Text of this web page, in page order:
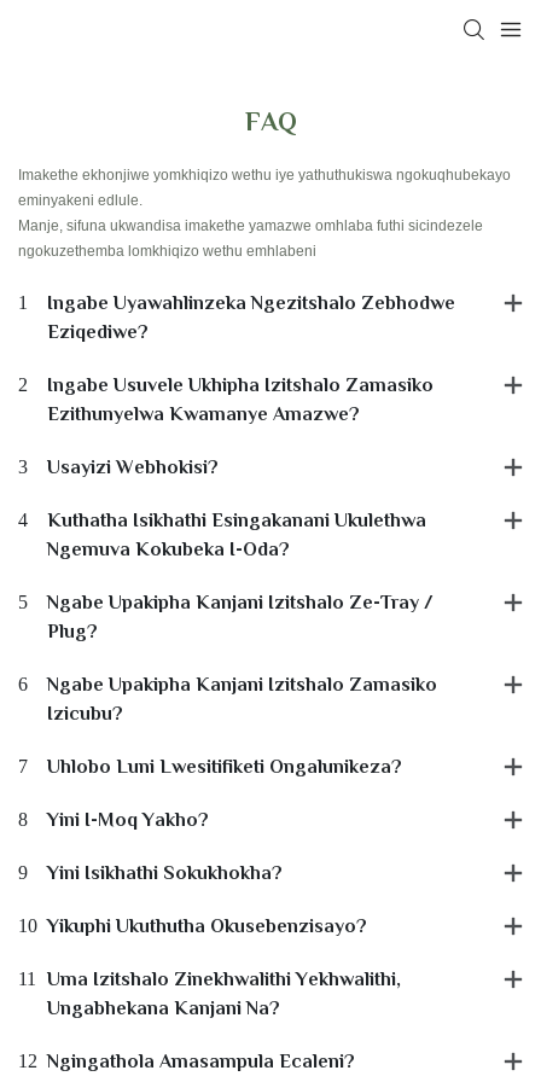
FAQ
Imakethe ekhonjiwe yomkhiqizo wethu iye yathuthukiswa ngokuqhubekayo
eminyakeni edlule.
Manje, sifuna ukwandisa imakethe yamazwe omhlaba futhi sicindezele
ngokuzethemba lomkhiqizo wethu emhlabeni
1
Ingabe Uyawahlinzeka Ngezitshalo Zebhodwe
Eziqediwe?
2
Ingabe Usuvele Ukhipha Izitshalo Zamasiko
Ezithunyelwa Kwamanye Amazwe?
3 Usayizi Webhokisi?
4
Kuthatha Isikhathi Esingakanani Ukulethwa
Ngemuva Kokubeka I-Oda?
5
Ngabe Upakipha Kanjani Izitshalo Ze-Tray /
Plug?
6
Ngabe Upakipha Kanjani Izitshalo Zamasiko
Izicubu?
7 Uhlobo Luni Lwesitifiketi Ongalunikeza?
8 Yini I-Moq Yakho?
9 Yini Isikhathi Sokukhokha?
10 Yikuphi Ukuthutha Okusebenzisayo?
11 Uma Izitshalo Zinekhwalithi Yekhwalithi,
Ungabhekana Kanjani Na?
12 Ngingathola Amasampula Ecaleni?